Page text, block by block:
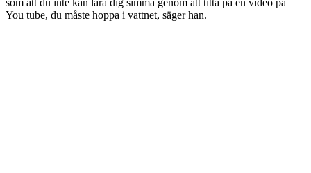
You tube, du måste hoppa i vattnet, säger han.